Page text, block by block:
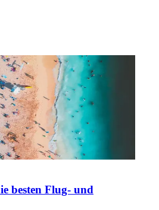
besten Flug- und